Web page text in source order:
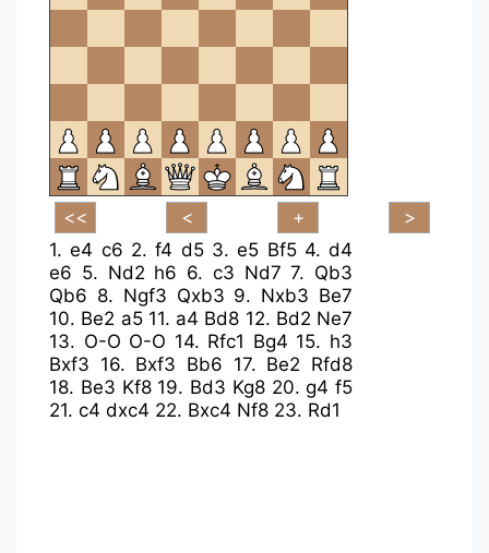
1.e4 c6 2.f4 d5 3.e5 Bf5 4.d4
e6 5. Nd2 h6 6. c3 Nd7 7. Qb3
Qb6 8. Ngf3 Qxb3 9. Nxb3 Be7
10. Be2 a5 11. a4 Bd8 12. Bd2 Ne7
13. O-O O-O 14. Rfc1 Bg4 15. h3
Bxf3 16. Bxf3 Bb6 17. Be2 Rfd8
18. Be3 Kf8 19. Bd3 Kg8 20.g4 f5
21. c4 dxc4 22. Bxc4 Nf8 23. Rd1